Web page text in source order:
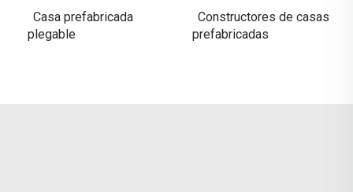
Casa prefabricada
plegable
Constructores de casas
prefabricadas